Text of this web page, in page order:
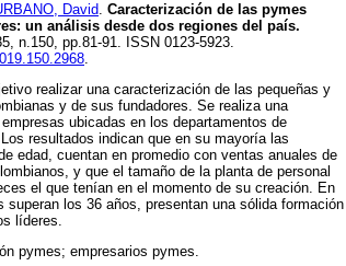
David. Caracterización de las pymes
un análisis desde dos regiones del país.
n.150, pp.81-91. ISSN 0123-5923.
.
realizar una caracterización de las pequeñas y
y de sus fundadores. Se realiza una
ubicadas en los departamentos de
resultados indican que en su mayoría las
edad, cuentan en promedio con ventas anuales de
y que el tamaño de la planta de personal
el que tenían en el momento de su creación. En
los 36 años, presentan una sólida formación
líderes.
pymes; empresarios pymes.